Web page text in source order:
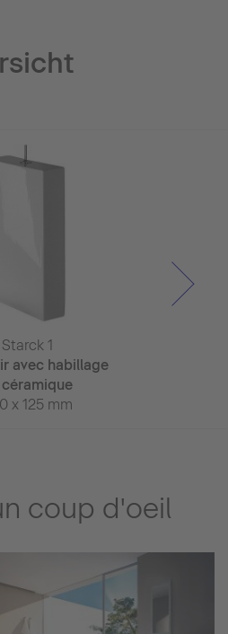
Starck 1
avec habillage
céramique
x 125 mm
coup d'oeil